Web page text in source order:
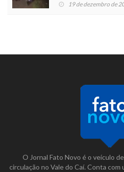
19 de dezembro de
O Jornal Fato Novo é o veículo
circulação no Vale do Caí. Conta